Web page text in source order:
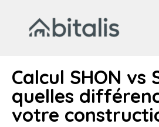
contenu
Calcul SHON vs
quelles
votre